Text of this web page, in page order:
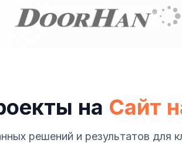
на Сайт
решений и результатов для